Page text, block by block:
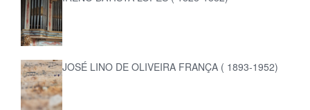
JOSÉ LINO DE OLIVEIRA FRANÇA ( 1893-1952)